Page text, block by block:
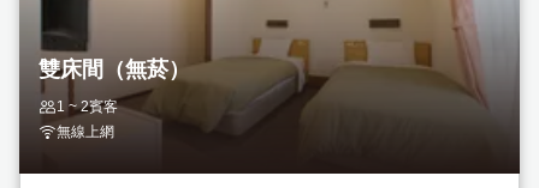
雙床間（無菸）
1 ~ 2賓客
無線上網